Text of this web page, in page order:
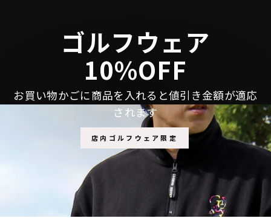
ゴルフウェア
10%OFF
お買い物かごに商品を入れると値引き金額が適応
されます
店内ゴルフウェア限定